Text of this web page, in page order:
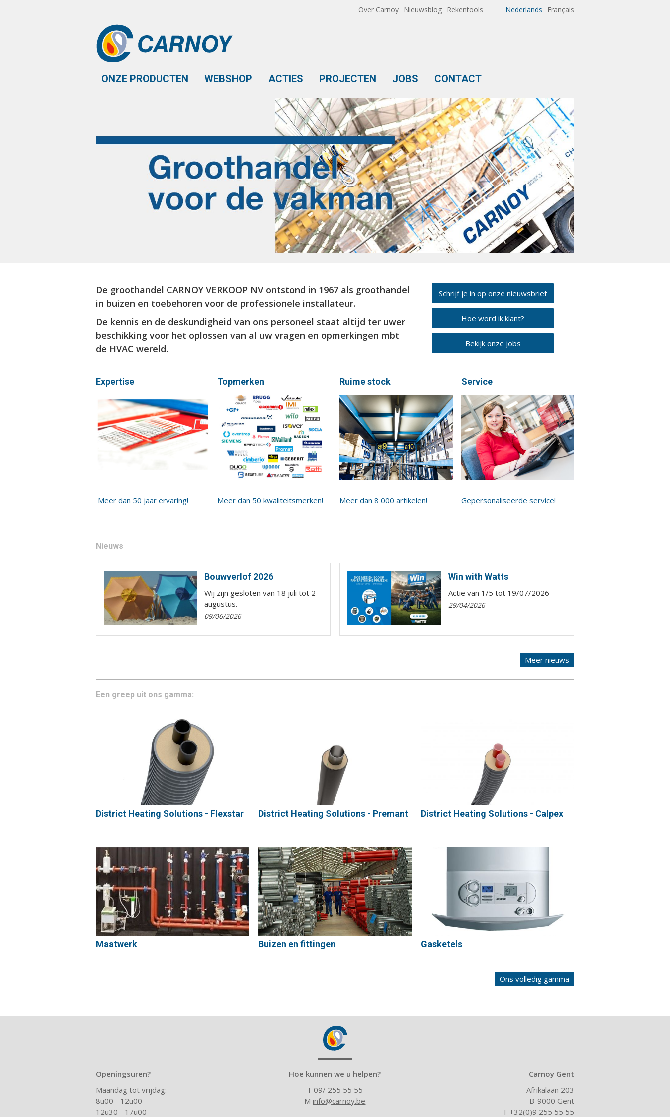
Nederlands Français
Over Carnoy Nieuwsblog Rekentools
ONZE PRODUCTEN WEBSHOP ACTIES PROJECTEN JOBS CONTACT
De groothandel CARNOY VERKOOP NV ontstond in 1967 als groothandel
in buizen en toebehoren voor de professionele installateur.
De kennis en de deskundigheid van ons personeel staat altijd ter uwer
beschikking voor het oplossen van al uw vragen en opmerkingen mbt
de HVAC wereld.
Schrijf je in op onze nieuwsbrief
Hoe word ik klant?
Bekijk onze jobs
Expertise
Meer dan 50 jaar ervaring!
Topmerken
Meer dan 50 kwaliteitsmerken!
Ruime stock
Meer dan 8 000 artikelen!
Service
Gepersonaliseerde service!
Nieuws
Bouwverlof 2026
Wij zijn gesloten van 18 juli tot 2
augustus.
09/06/2026
Win with Watts
Actie van 1/5 tot 19/07/2026
29/04/2026
Meer nieuws
Een greep uit ons gamma:
District Heating Solutions - Flexstar District Heating Solutions - Premant District Heating Solutions - Calpex
Maatwerk Buizen en fittingen Gasketels
Ons volledig gamma
Openingsuren?
Maandag tot vrijdag:
8u00 - 12u00
12u30 - 17u00
Hoe kunnen we u helpen?
T 09/ 255 55 55
Minfo@carnoy.be
Carnoy Gent
Afrikalaan 203
B-9000 Gent
T +32(0)9 255 55 55